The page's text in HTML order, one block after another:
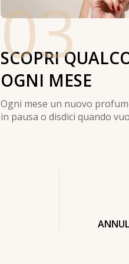
03
SCOPRI
OGNI MESE
Ogni mese un nuovo
in pausa o disdici quando